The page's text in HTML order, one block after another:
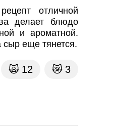
отличной
делает блюдо
и ароматной.
сыр еще тянется.
🙀 12 😿 3